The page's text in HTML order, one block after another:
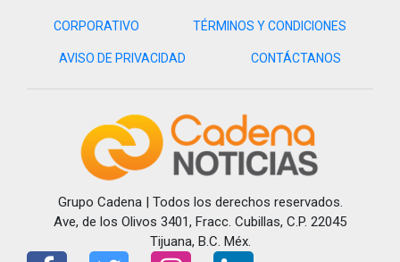
CORPORATIVO TÉRMINOS Y CONDICIONES
AVISO DE PRIVACIDAD CONTÁCTANOS
Grupo Cadena | Todos los derechos reservados.
Ave, de los Olivos 3401, Fracc. Cubillas, C.P. 22045
Tijuana, B.C. Méx.